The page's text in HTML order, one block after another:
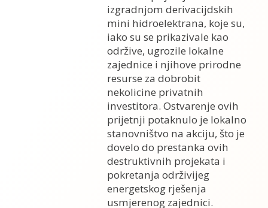
izgradnjom derivacijdskih
mini hidroelektrana, koje su,
iako su se prikazivale kao
održive, ugrozile lokalne
zajednice i njihove prirodne
resurse za dobrobit
nekolicine privatnih
investitora. Ostvarenje ovih
prijetnji potaknulo je lokalno
stanovništvo na akciju, što je
dovelo do prestanka ovih
destruktivnih projekata i
pokretanja održivijeg
energetskog rješenja
usmjerenog zajednici.